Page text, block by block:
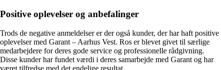
Positive oplevelser og anbefalinger
Trods de negative anmeldelser er der også kunder, der har haft positive
oplevelser med Garant – Aarhus Vest. Ros er blevet givet til særlige
medarbejdere for deres gode service og professionelle rådgivning.
Disse kunder har fundet værdi i deres samarbejde med Garant og har
været tilfredse med det endelige resultat.